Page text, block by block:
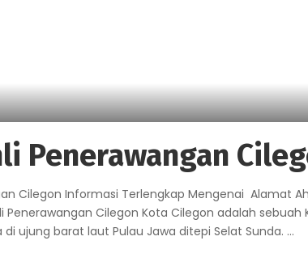
Penerawangan
Cilegon Informasi Terlengkap Mengenai Alamat
Cilegon Kota Cilegon adalah sebuah
ujung barat laut Pulau Jawa ditepi Selat Sunda. ...